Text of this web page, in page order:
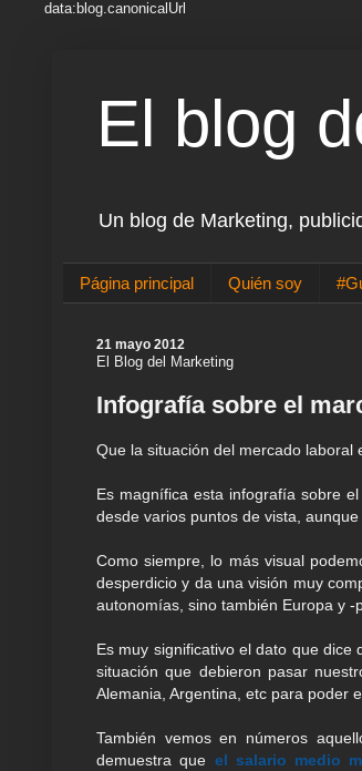
data:blog.canonicalUrl
El blog
Un blog de Marketing,
Página principal Quién soy
21 mayo 2012
El Blog del Marketing
Infografía sobre el
Que la situación del mercado laboral
Es magnífica esta infografía sobre el
desde varios puntos de vista,
Como siempre, lo más visual
desperdicio y da una visión muy
autonomías, sino también Europa y
Es muy significativo el dato que dice
situación que debieron pasar
Alemania, Argentina, etc para poder
También vemos en números
demuestra que el salario medio